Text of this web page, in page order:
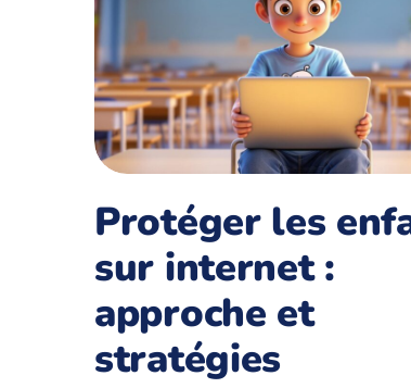
Protéger les
sur internet :
approche et
stratégies